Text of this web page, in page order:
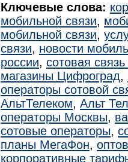
Ключевые слова:
мобильной связи,
мобильной связи,
связи, новости
россии, сотовая
магазины Цифроград,
операторы сотовой
АльтТелеком, Альт
операторы Москвы,
сотовые операторы,
планы МегаФон,
корпоративные